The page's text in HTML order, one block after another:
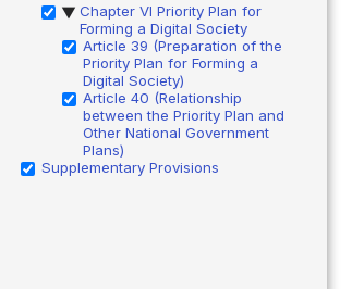
▶ Chapter VI Priority Plan for
Forming a Digital Society
Article 39 (Preparation of the
Priority Plan for Forming a
Digital Society)
Article 40 (Relationship
between the Priority Plan and
Other National Government
Plans)
Supplementary Provisions